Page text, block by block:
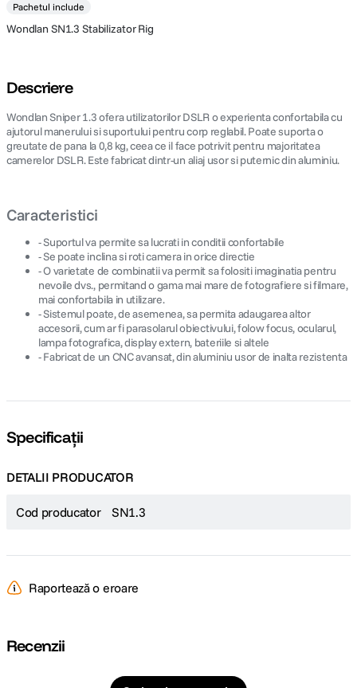
Pachetul include
Wondlan SN1.3 Stabilizator Rig
Descriere
Wondlan Sniper 1.3 ofera utilizatorilor DSLR o experienta confortabila cu
ajutorul manerului si suportului pentru corp reglabil. Poate suporta o
greutate de pana la 0,8 kg, ceea ce il face potrivit pentru majoritatea
camerelor DSLR. Este fabricat dintr-un aliaj usor si puternic din aluminiu.
Caracteristici
- Suportul va permite sa lucrati in conditii confortabile
- Se poate inclina si roti camera in orice directie
- O varietate de combinatii va permit sa folositi imaginatia pentru
nevoile dvs., permitand o gama mai mare de fotografiere si filmare,
mai confortabila in utilizare.
- Sistemul poate, de asemenea, sa permita adaugarea altor
accesorii, cum ar fi parasolarul obiectivului, folow focus, ocularul,
lampa fotografica, display extern, bateriile si altele
- Fabricat de un CNC avansat, din aluminiu usor de inalta rezistenta
Specificații
DETALII PRODUCATOR
Cod producator SN1.3
Raportează o eroare
Recenzii